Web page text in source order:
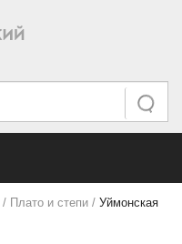
Искать
/ Плато и степи / Уймонская